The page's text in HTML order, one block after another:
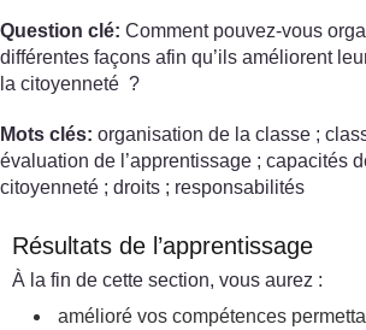
Question clé: Comment pouvez-vous
différentes façons afin qu’ils améliorent
la citoyenneté ?
Mots clés: organisation de la classe ;
évaluation de l’apprentissage ; capacités
citoyenneté ; droits ; responsabilités
Résultats de l’apprentissage
À la fin de cette section, vous aurez :
amélioré vos compétences